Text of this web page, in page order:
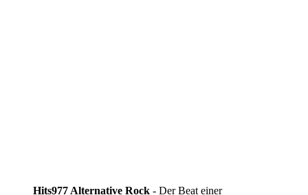
Hits977 Alternative Rock - Der Beat einer